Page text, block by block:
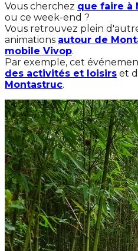
Vous cherchez que faire à
ou ce week-end ?
Vous retrouvez plein
animations autour de
mobile Vivop.
Par exemple, cet
des activités et loisirs et
Montastruc.